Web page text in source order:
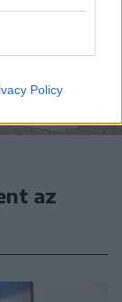
Policy
az